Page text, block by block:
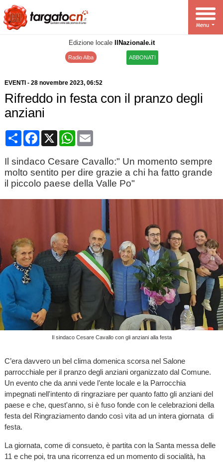
Edizione locale IlNazionale.it
Radio Alba ABBONATI
EVENTI - 28 novembre 2023, 06:52
Rifreddo in festa con il pranzo degli
anziani
CondividiFacebook
X WhatsApp
Email
Il sindaco Cesare Cavallo:" Un momento sempre
molto sentito per dire grazie a chi ha fatto grande
il piccolo paese della Valle Po"
Il sindaco Cesare Cavallo con gli anziani alla festa
C’era davvero un bel clima domenica scorsa nel Salone
parrocchiale per il pranzo degli anziani organizzato dal Comune.
Un evento che da anni vede l’ente locale e la Parrocchia
impegnati nell'intento di ringraziare per quanto fatto gli anziani del
paese e che, quest'anno, si è fuso fonde con le celebrazioni della
festa del Ringraziamento dando così vita ad un intera giornata di
festa.
La giornata, come di consueto, è partita con la Santa messa delle
11 e che poi, tra una ricorrenza ed un momento di socialità, ha